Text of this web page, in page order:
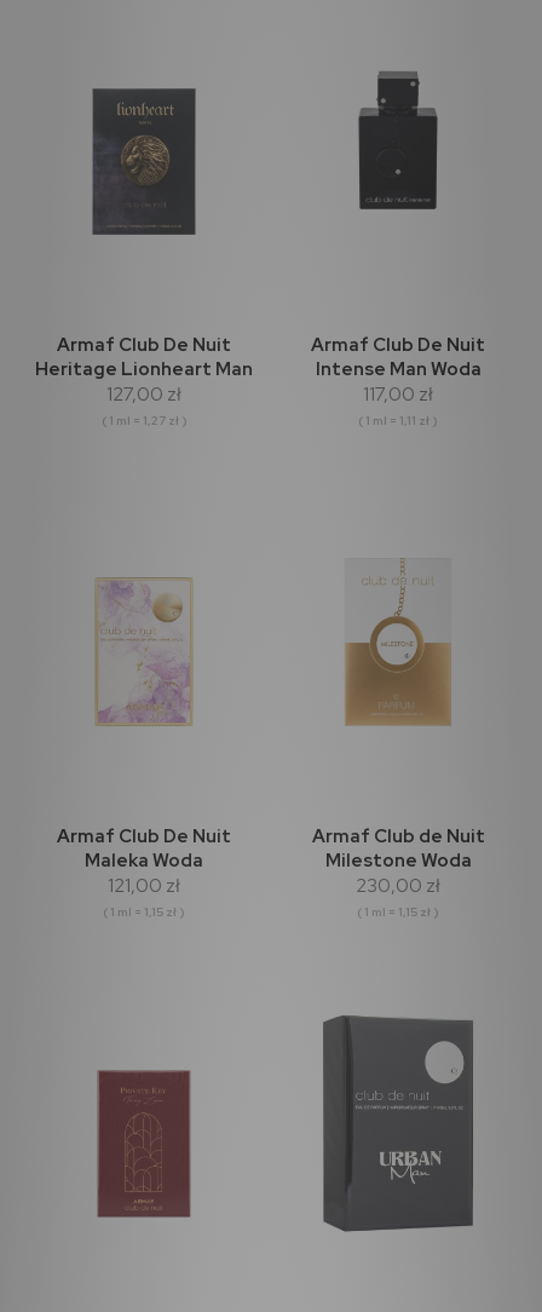
Armaf Club De Nuit
Heritage Lionheart Man
Woda perfumowana
100ml
127,00 zł
( 1 ml = 1,27 zł )
Armaf Club De Nuit
Intense Man Woda
Toaletowa 105ml
117,00 zł
( 1 ml = 1,11 zł )
Armaf Club De Nuit
Maleka Woda
perfumowana 105ml
121,00 zł
( 1 ml = 1,15 zł )
Armaf Club de Nuit
Milestone Woda
perfumowana 200ml
230,00 zł
( 1 ml = 1,15 zł )